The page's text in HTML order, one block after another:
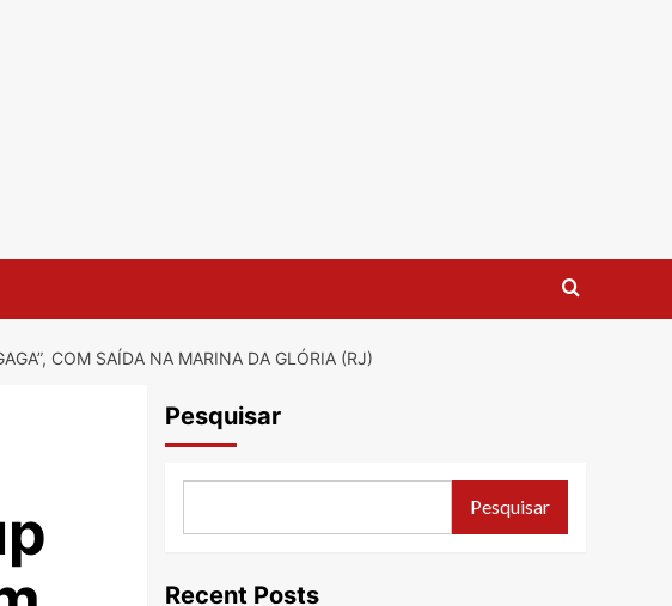
COM SAÍDA NA MARINA DA GLÓRIA (RJ)
Pesquisar
Pesquisar
Recent Posts